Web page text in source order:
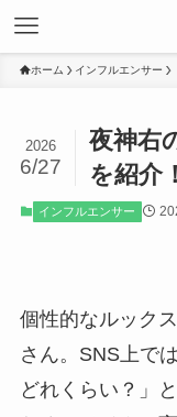
ホーム インフルエンサー
夜神右
を紹介
2026
6/27
インフルエンサー
個性的なルック
さん。SNS上で
どれくらい？」